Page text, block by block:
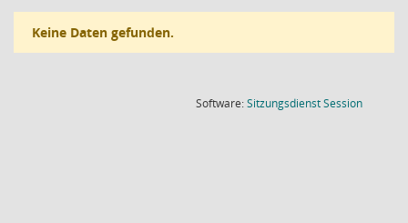
Keine Daten gefunden.
Software:SitzungsdienstSession(Wird in